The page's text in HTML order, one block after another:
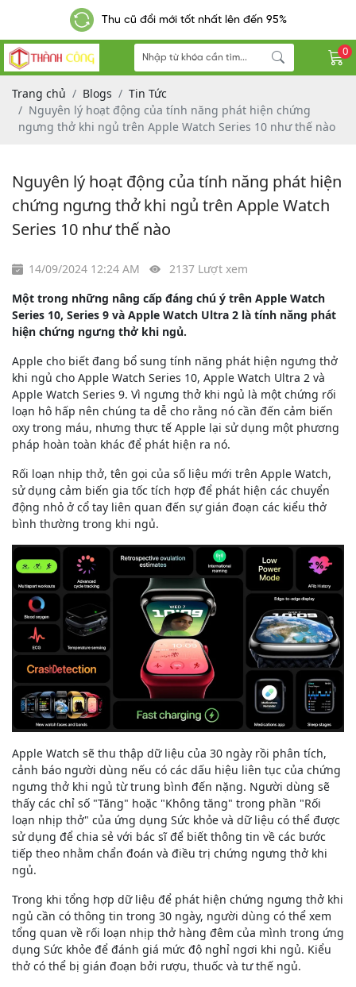
Thu cũ đổi mới tốt nhất lên đến 95%
0
Trang chủ Blogs
Tin Tức
Nguyên lý hoạt động của tính năng phát hiện chứng
ngưng thở khi ngủ trên Apple Watch Series 10 như thế nào
Nguyên lý hoạt động của tính năng phát hiện
chứng ngưng thở khi ngủ trên Apple Watch
Series 10 như thế nào
14/09/2024 12:24 AM
2137 Lượt xem
Một trong những nâng cấp đáng chú ý trên Apple Watch
Series 10, Series 9 và Apple Watch Ultra 2 là tính năng phát
hiện chứng ngưng thở khi ngủ.
Apple cho biết đang bổ sung tính năng phát hiện ngưng thở
khi ngủ cho Apple Watch Series 10, Apple Watch Ultra 2 và
Apple Watch Series 9. Vì ngưng thở khi ngủ là một chứng rối
loạn hô hấp nên chúng ta dễ cho rằng nó cần đến cảm biến
oxy trong máu, nhưng thực tế Apple lại sử dụng một phương
pháp hoàn toàn khác để phát hiện ra nó.
Rối loạn nhịp thở, tên gọi của số liệu mới trên Apple Watch,
sử dụng cảm biến gia tốc tích hợp để phát hiện các chuyển
động nhỏ ở cổ tay liên quan đến sự gián đoạn các kiểu thở
bình thường trong khi ngủ.
Apple Watch sẽ thu thập dữ liệu của 30 ngày rồi phân tích,
cảnh báo người dùng nếu có các dấu hiệu liên tục của chứng
ngưng thở khi ngủ từ trung bình đến nặng. Người dùng sẽ
thấy các chỉ số "Tăng" hoặc "Không tăng" trong phần "Rối
loạn nhịp thở" của ứng dụng Sức khỏe và dữ liệu có thể được
sử dụng để chia sẻ với bác sĩ để biết thông tin về các bước
tiếp theo nhằm chẩn đoán và điều trị chứng ngưng thở khi
ngủ.
Trong khi tổng hợp dữ liệu để phát hiện chứng ngưng thở khi
ngủ cần có thông tin trong 30 ngày, người dùng có thể xem
tổng quan về rối loạn nhịp thở hàng đêm của mình trong ứng
dụng Sức khỏe để đánh giá mức độ nghỉ ngơi khi ngủ. Kiểu
thở có thể bị gián đoạn bởi rượu, thuốc và tư thế ngủ.